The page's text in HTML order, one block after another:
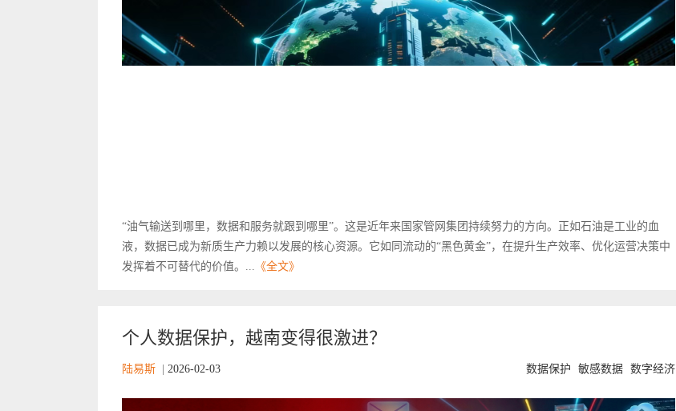
“油气输送到哪里，数据和服务就跟到哪里”。这是近年来国家管网集团持续努力的方向。正如石油是工业的血
液，数据已成为新质生产力赖以发展的核心资源。它如同流动的“黑色黄金”，在提升生产效率、优化运营决策中
发挥着不可替代的价值。... 《全文》
个人数据保护，越南变得很激进？
数据保护 敏感数据 数字经济
陆易斯 2026-02-03